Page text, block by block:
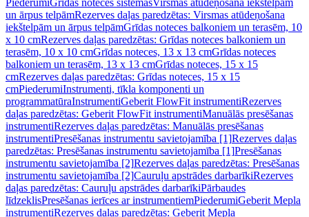
PiederumiGrīdas noteces sistēmasVirsmas atūdeņošana iekštelpām
un ārpus telpāmRezerves daļas paredzētas: Virsmas atūdeņošana
iekštelpām un ārpus telpāmGrīdas noteces balkoniem un terasēm, 10
x 10 cmRezerves daļas paredzētas: Grīdas noteces balkoniem un
terasēm, 10 x 10 cmGrīdas noteces, 13 x 13 cmGrīdas noteces
balkoniem un terasēm, 13 x 13 cmGrīdas noteces, 15 x 15
cmRezerves daļas paredzētas: Grīdas noteces, 15 x 15
cmPiederumiInstrumenti, tīkla komponenti un
programmatūraInstrumentiGeberit FlowFit instrumentiRezerves
daļas paredzētas: Geberit FlowFit instrumentiManuālās presēšanas
instrumentiRezerves daļas paredzētas: Manuālās presēšanas
instrumentiPresēšanas instrumentu savietojamība [1]Rezerves daļas
paredzētas: Presēšanas instrumentu savietojamība [1]Presēšanas
instrumentu savietojamība [2]Rezerves daļas paredzētas: Presēšanas
instrumentu savietojamība [2]Cauruļu apstrādes darbarīkiRezerves
daļas paredzētas: Cauruļu apstrādes darbarīkiPārbaudes
līdzeklisPresēšanas ierīces ar instrumentiemPiederumiGeberit Mepla
instrumentiRezerves daļas paredzētas: Geberit Mepla